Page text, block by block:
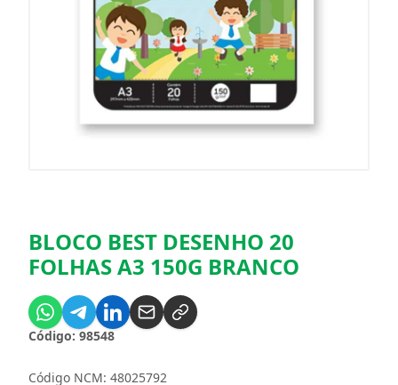
BLOCO BEST DESENHO 20
FOLHAS A3 150G BRANCO
Código: 98548
Código NCM: 48025792